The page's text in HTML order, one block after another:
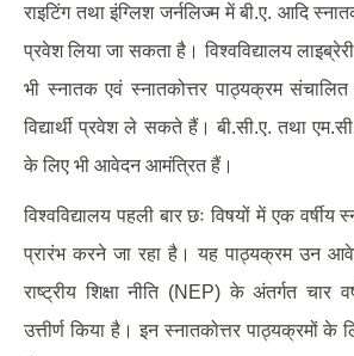
राइटिंग तथा इंग्लिश जर्नलिज्म में बी.ए. आदि
प्रवेश लिया जा सकता है। विश्वविद्यालय
भी स्नातक एवं स्नातकोत्तर पाठ्यक्रम
विद्यार्थी प्रवेश ले सकते हैं। बी.सी.ए. तथा
के लिए भी आवेदन आमंत्रित हैं।
विश्वविद्यालय पहली बार छः विषयों में एक वर्षीय
प्रारंभ करने जा रहा है। यह पाठ्यक्रम उन
राष्ट्रीय शिक्षा नीति (NEP) के अंतर्गत चार
उत्तीर्ण किया है। इन स्नातकोत्तर पाठ्यक्रमों